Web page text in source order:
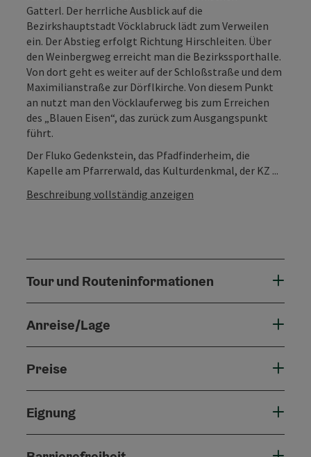
Gatterl. Der herrliche Ausblick auf die
Bezirkshauptstadt Vöcklabruck lädt zum Verweilen
ein. Der Abstieg erfolgt Richtung Hirschleiten. Über
den Weinbergweg erreicht man die Bezirkssporthalle.
Von dort geht es weiter auf der Schloßstraße und dem
Maximilianstraße zur Dörflkirche. Von diesem Punkt
an nutzt man den Vöcklauferweg bis zum Erreichen
des „Blauen Eisen“, das zurück zum Ausgangspunkt
führt.
Der Fluko Gedenkstein, das Pfadfinderheim, die
Kapelle am Pfarrerwald, das Kulturdenkmal, der KZ ...
Beschreibung vollständig anzeigen
Tour und Routeninformationen
Anreise/Lage
Preise
Eignung